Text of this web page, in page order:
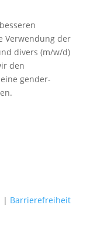
Verwendung der
divers (m/w/d)
den
gender-
| Barrierefreiheit